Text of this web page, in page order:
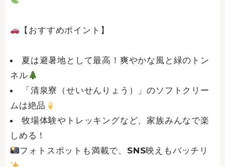
【おすすめポイント】
夏は避暑地として最高！爽やかな風と緑のトン
ネル
「清泉寮（せいせんりょう）」のソフトクリー
ムは絶品
牧場体験やトレッキングなど、家族みんなで楽
しめる！
フォトスポットも満載で、SNS映えもバッチリ